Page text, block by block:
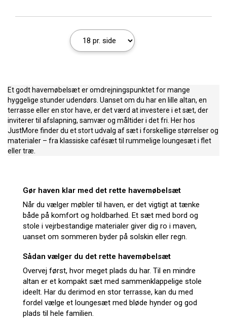
Et godt havemøbelsæt er omdrejningspunktet for mange
hyggelige stunder udendørs. Uanset om du har en lille altan, en
terrasse eller en stor have, er det værd at investere i et sæt, der
inviterer til afslapning, samvær og måltider i det fri. Her hos
JustMore finder du et stort udvalg af sæt i forskellige størrelser og
materialer – fra klassiske cafésæt til rummelige loungesæt i flet
eller træ.
Gør haven klar med det rette havemøbelsæt
Når du vælger møbler til haven, er det vigtigt at tænke
både på komfort og holdbarhed. Et sæt med bord og
stole i vejrbestandige materialer giver dig ro i maven,
uanset om sommeren byder på solskin eller regn.
Sådan vælger du det rette havemøbelsæt
Overvej først, hvor meget plads du har. Til en mindre
altan er et kompakt sæt med sammenklappelige stole
ideelt. Har du derimod en stor terrasse, kan du med
fordel vælge et loungesæt med bløde hynder og god
plads til hele familien.